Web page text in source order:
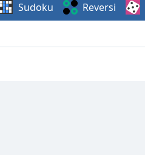
Sudoku Reversi